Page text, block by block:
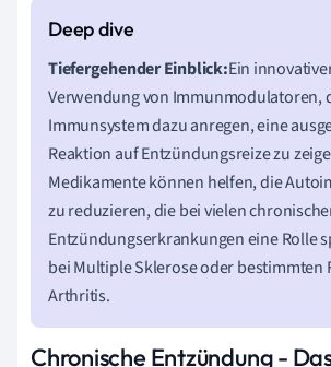
Tiefergehender Einblick:Ein
Verwendung von Immunmodulatoren,
Immunsystem dazu anregen, eine
Reaktion auf Entzündungsreize zu
Medikamente können helfen, die
zu reduzieren, die bei vielen
Entzündungserkrankungen eine Rolle
bei Multiple Sklerose oder bestimmten
Arthritis.
Chronische Entzündung -